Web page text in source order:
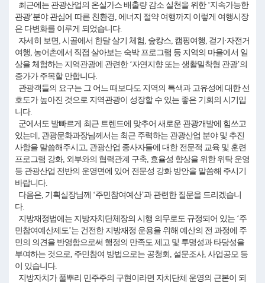
최근에는 관광산업의 온실가스 배출량 감소 실천을 위한 ‘지속가능한
관광’분야 관심에 따른 친환경, 에너지 절약 여행까지 이렇게 여행시장
은 다변화를 이루게 되었습니다.
자세히 보면, 시골에서 한달 살기 체험, 숲캉스, 캠핑여행, 걷기·자전거
여행, 농어촌에서 직접 살아보는 숙박 프로그램 등 지역의 마을에서 일
상을 체험하는 지역관광에 관련한 ‘자연지향 또는 생활밀착형 관광’의
증가가 주목할 만합니다.
관광객들의 요구는 그 어느 때보다도 지역의 특색과 고유성에 대한 선
호도가 높아진 것으로 지역관광이 성장할 수 있는 좋은 기회의 시기입
니다.
군에서도 발빠르게 최근 트렌드에 맞추어 새로운 관광개발에 힘쓰고
있는데, 관광문화과장님께서는 최근 주력하는 관광산업 분야 및 추진
사항을 말씀해주시고, 관광산업 종사자들에 대한 전문적 교육 및 훈련
프로그램 강화, 외부와의 협력관계 구축, 효율성 향상을 위한 위탁 운영
등 관광산업 전반의 운영면에 있어 전문성 강화 방안을 말씀해 주시기
바랍니다.
다음은, 기획실장님께 ‘주민참여예산’과 관련한 질문을 드리겠습니
다.
지방재정법에는 지방자치단체장의 시행 의무로도 규정되어 있는 ‘주
민참여예산제도’는 건전한 지방재정 운용을 위해 예산의 전 과정에 주
민의 의견을 반영함으로써 행정의 만족도 제고 및 투명성과 타당성을
부여하는 것으로, 주민참여 방법으로는 공청회, 설문조사, 사업공모 등
이 있습니다.
지방자치가 풀뿌리 민주주의 구현이라면 자치단체 운영의 근본이 되